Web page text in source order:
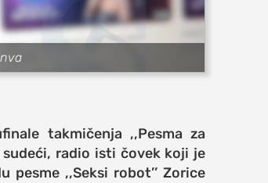
takmičenja ,,Pesma za
radio isti čovek koji je
pesme ,,Seksi robot’’ Zorice